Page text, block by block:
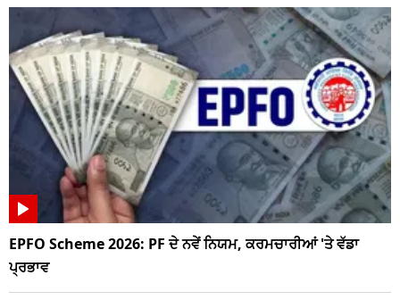
EPFO Scheme 2026: PF ਦੇ ਨਵੇਂ ਨਿਯਮ, ਕਰਮਚਾਰੀਆਂ 'ਤੇ ਵੱਡਾ
ਪ੍ਰਭਾਵ